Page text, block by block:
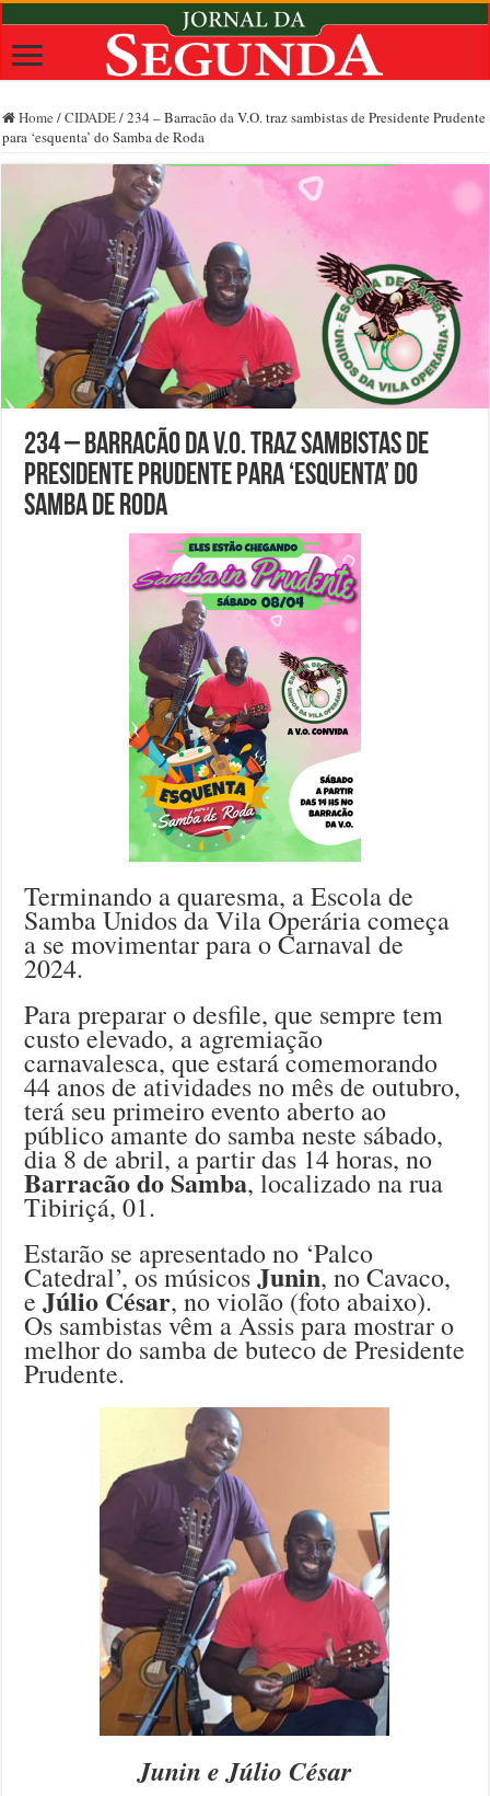
Home /CIDADE/234 – Barracão da V.O. traz sambistas de Presidente Prudente
para ‘esquenta’ do Samba de Roda
234 – Barracão da V.O. traz sambistas de
Presidente Prudente para ‘esquenta’ do
Samba de Roda
Terminando a quaresma, a Escola de
Samba Unidos da Vila Operária começa
a se movimentar para o Carnaval de
2024.
Para preparar o desfile, que sempre tem
custo elevado, a agremiação
carnavalesca, que estará comemorando
44 anos de atividades no mês de outubro,
terá seu primeiro evento aberto ao
público amante do samba neste sábado,
dia 8 de abril, a partir das 14 horas, no
Barracão do Samba, localizado na rua
Tibiriçá, 01.
Estarão se apresentado no ‘Palco
Catedral’, os músicosJunin, no Cavaco,
eJúlio César, no violão (foto abaixo).
Os sambistas vêm a Assis para mostrar o
melhor do samba de buteco de Presidente
Prudente.
Junin e Júlio César